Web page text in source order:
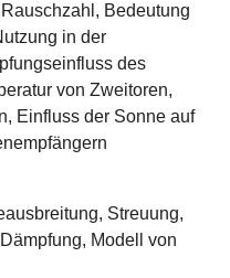
Bedeutung
in der
des
von Zweitoren,
Einfluss der Sonne auf
Streuung,
Modell von